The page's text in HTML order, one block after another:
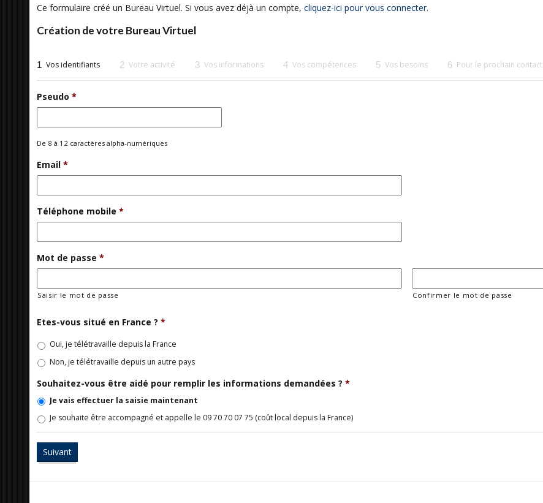
Ce formulaire créé un Bureau Virtuel. Si vous avez déjà un compte, cliquez-ici pour vous connecter.
Création de votre Bureau Virtuel
1 Vos identifiants 2 Votre activité 3 Vos informations 4 Vos compétences 5 Vos besoins 6 Pour le prochain contact
Pseudo *
De 8 à 12 caractères alpha-numériques
Email *
Téléphone mobile *
Mot de passe *
Saisir le mot de passe Confirmer le mot de passe
Etes-vous situé en France ? *
Oui, je télétravaille depuis la France
Non, je télétravaille depuis un autre pays
Souhaitez-vous être aidé pour remplir les informations demandées ? *
Je vais effectuer la saisie maintenant
Je souhaite être accompagné et appelle le 09 70 70 07 75 (coût local depuis la France)